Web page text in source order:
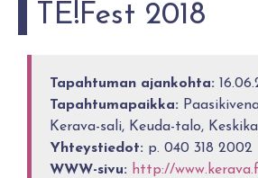
TE!Fest 2018
Tapahtuman ajankohta:
Tapahtumapaikka:
Kerava-sali, Keuda-talo,
Yhteystiedot: p. 040 318 2002
WWW-sivu: http://